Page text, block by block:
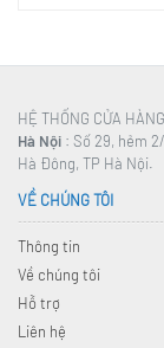
HỆ THỐNG CỬA HÀNG
Hà Nội : Số 29, hẻm
Hà Đông, TP Hà Nội.
VỀ CHÚNG TÔI
Thông tin
Về chúng tôi
Hỗ trợ
Liên hệ